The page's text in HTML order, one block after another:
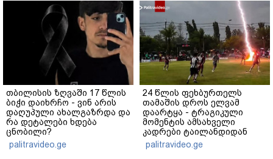
თბილისის ზღვაში 17 წლის
ბიჭი დაიხრჩო - ვინ არის
დაღუპული ახალგაზრდა და
რა დეტალები ხდება
ცნობილი?
palitravideo.ge
24 წლის ფეხბურთელს
თამაშის დროს ელვამ
დაარტყა - ტრაგიკული
მომენტის ამსახველი
კადრები ტაილანდიდან
მედიაში ვრცელდება
palitravideo.ge